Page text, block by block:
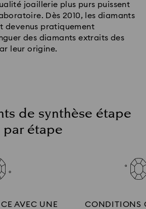
joaillerie plus purs puissent
Dès 2010, les diamants
devenus pratiquement
des diamants extraits des
leur origine.
de synthèse étape
par étape
AVEC UNE
CONDITIONS